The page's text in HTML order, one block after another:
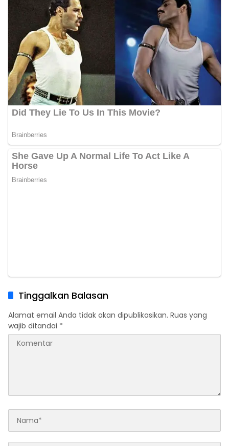
Tinggalkan Balasan
Alamat email Anda tidak akan dipublikasikan. Ruas yang
wajib ditandai *